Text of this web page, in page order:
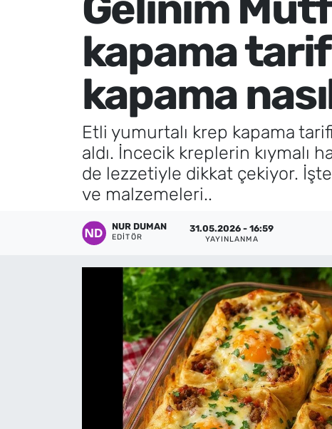
kapama
kapama
Etli yumurtalı krep kapama
aldı. İncecik kreplerin
de lezzetiyle dikkat çekiyor.
ve malzemeleri..
NUR DUMAN
EDITÖR
31.05.2026 - 16:59
YAYINLANMA
İletişim